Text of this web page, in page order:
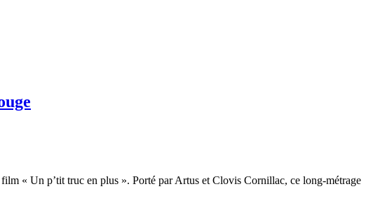
« Un p’tit truc en plus ». Porté par Artus et Clovis Cornillac, ce long-métrage